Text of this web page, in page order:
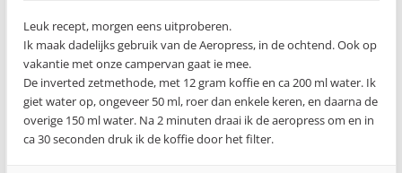
Leuk recept, morgen eens uitproberen.
Ik maak dadelijks gebruik van de Aeropress, in de ochtend. Ook op
vakantie met onze campervan gaat ie mee.
De inverted zetmethode, met 12 gram koffie en ca 200 ml water. Ik
giet water op, ongeveer 50 ml, roer dan enkele keren, en daarna de
overige 150 ml water. Na 2 minuten draai ik de aeropress om en in
ca 30 seconden druk ik de koffie door het filter.